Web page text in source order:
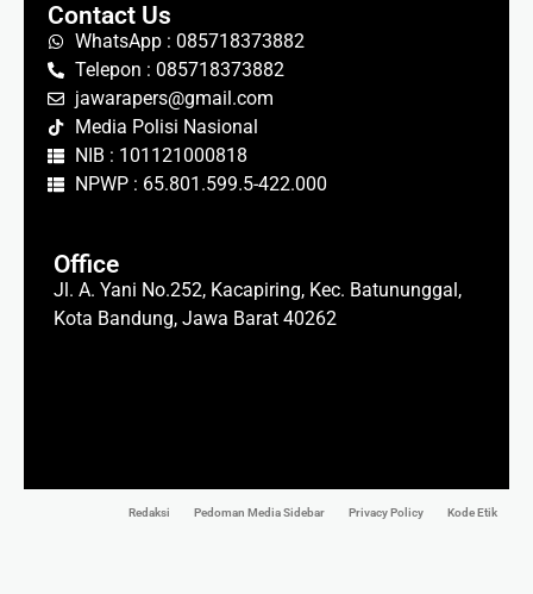
Contact Us
WhatsApp : 085718373882
Telepon : 085718373882
jawarapers@gmail.com
Media Polisi Nasional
NIB : 101121000818
NPWP : 65.801.599.5-422.000
Office
Jl. A. Yani No.252, Kacapiring, Kec. Batununggal,
Kota Bandung, Jawa Barat 40262
Redaksi Pedoman Media Sidebar Privacy Policy Kode Etik